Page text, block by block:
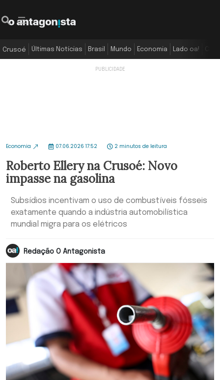
Crusoé Últimas Notícias Brasil Mundo Economia Lado oa!
Economia 07.06.2026 17:52 2 minutos de leitura
Roberto Ellery na Crusoé: Novo
impasse na gasolina
Subsídios incentivam o uso de combustíveis fósseis
exatamente quando a indústria automobilística
mundial migra para os elétricos
Redação O Antagonista